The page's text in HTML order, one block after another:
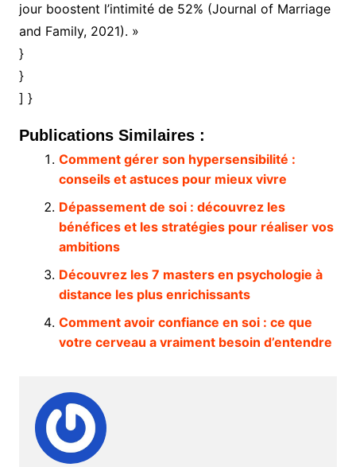
jour boostent l’intimité de 52% (Journal of Marriage
and Family, 2021). »
}
}
] }
Publications Similaires :
Comment gérer son hypersensibilité :
conseils et astuces pour mieux vivre
Dépassement de soi : découvrez les
bénéfices et les stratégies pour réaliser vos
ambitions
Découvrez les 7 masters en psychologie à
distance les plus enrichissants
Comment avoir confiance en soi : ce que
votre cerveau a vraiment besoin d’entendre